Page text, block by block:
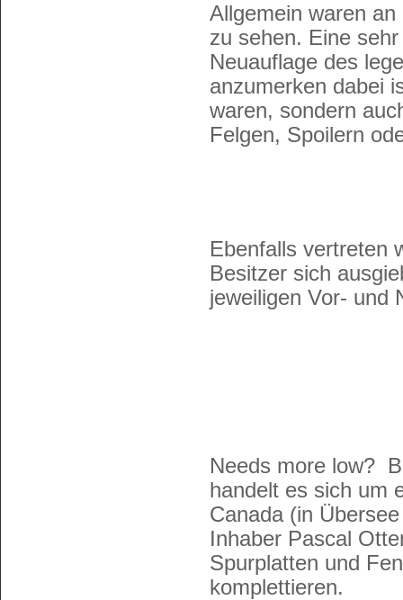
Allgemein waren
zu sehen. Eine
Neuauflage des
anzumerken dabei
waren, sondern
Felgen, Spoilern
Ebenfalls vertreten
Besitzer sich
jeweiligen Vor- und
Needs more low?
handelt es sich um
Canada (in
Inhaber Pascal
Spurplatten und
komplettieren.